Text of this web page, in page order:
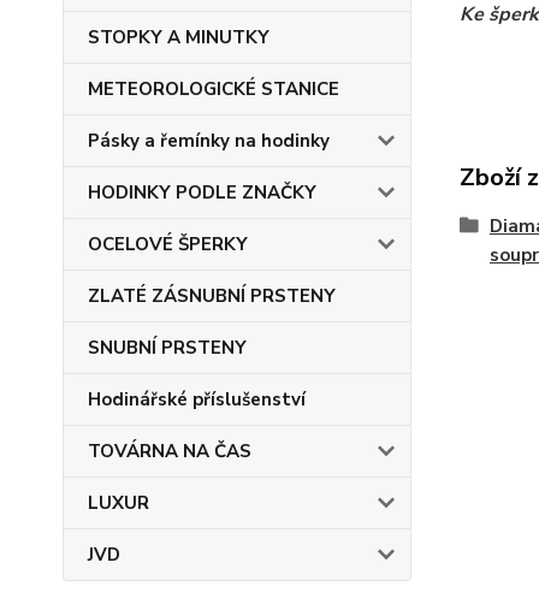
STOPKY A MINUTKY
METEOROLOGICKÉ STANICE
Pásky a řemínky na hodinky
HODINKY PODLE ZNAČKY
OCELOVÉ ŠPERKY
ZLATÉ ZÁSNUBNÍ PRSTENY
SNUBNÍ PRSTENY
Hodinářské příslušenství
TOVÁRNA NA ČAS
LUXUR
JVD
Ke
Zboží